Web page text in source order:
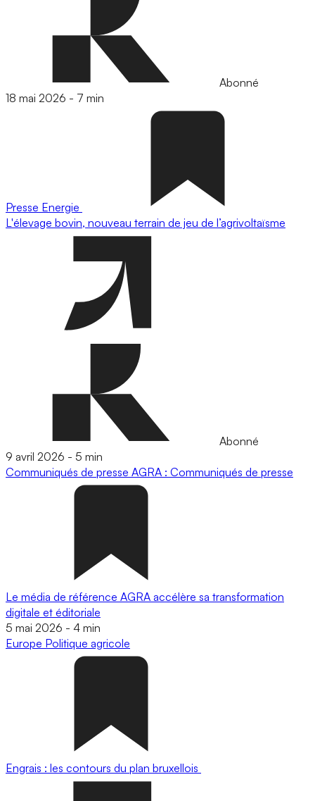
Abonné
18 mai 2026 - 7 min
Presse Energie
L'élevage bovin, nouveau terrain de jeu de l’agrivoltaïsme
Abonné
9 avril 2026 - 5 min
Communiqués de presse AGRA : Communiqués de presse
Le média de référence AGRA accélère sa transformation
digitale et éditoriale
5 mai 2026 - 4 min
Europe Politique agricole
Engrais : les contours du plan bruxellois